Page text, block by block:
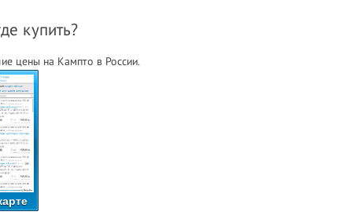
купить?
цены на Кампто в России.